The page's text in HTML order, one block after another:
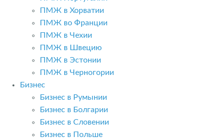
ПМЖ в Хорватии
ПМЖ во Франции
ПМЖ в Чехии
ПМЖ в Швецию
ПМЖ в Эстонии
ПМЖ в Черногории
Бизнес
Бизнес в Румынии
Бизнес в Болгарии
Бизнес в Словении
Бизнес в Польше